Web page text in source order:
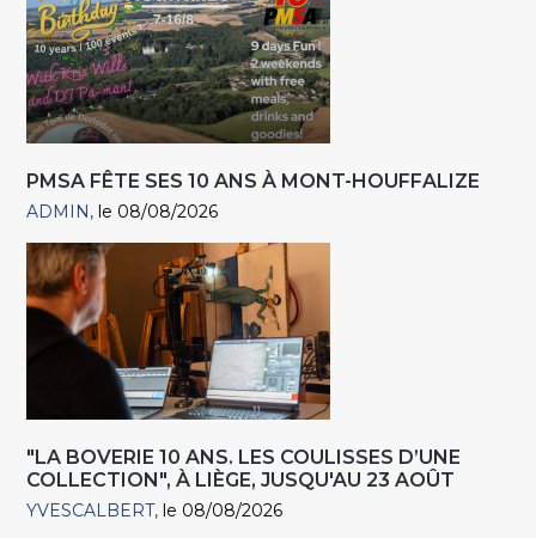
PMSA FÊTE SES 10 ANS À MONT-HOUFFALIZE
ADMIN le 08/08/2026
"LA BOVERIE 10 ANS. LES COULISSES D’UNE
COLLECTION", À LIÈGE, JUSQU'AU 23 AOÛT
YVESCALBERT le 08/08/2026